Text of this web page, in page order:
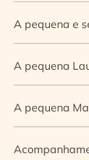
A pequena e
A pequena
A pequena